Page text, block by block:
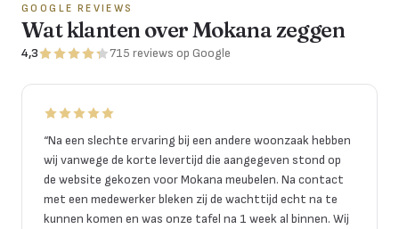
GOOGLE REVIEWS
Wat klanten over Mokana zeggen
4,3 715 reviews op Google
“Na een slechte ervaring bij een andere woonzaak hebben
wij vanwege de korte levertijd die aangegeven stond op
de website gekozen voor Mokana meubelen. Na contact
met een medewerker bleken zij de wachttijd echt na te
kunnen komen en was onze tafel na 1 week al binnen. Wij